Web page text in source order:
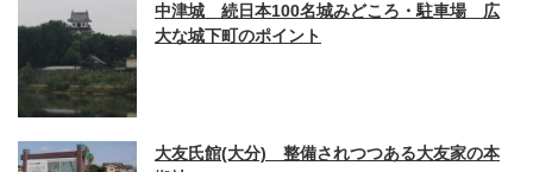
中津城 続日本100名城みどころ・駐車場 広
大な城下町のポイント
大友氏館(大分) 整備されつつある大友家の本